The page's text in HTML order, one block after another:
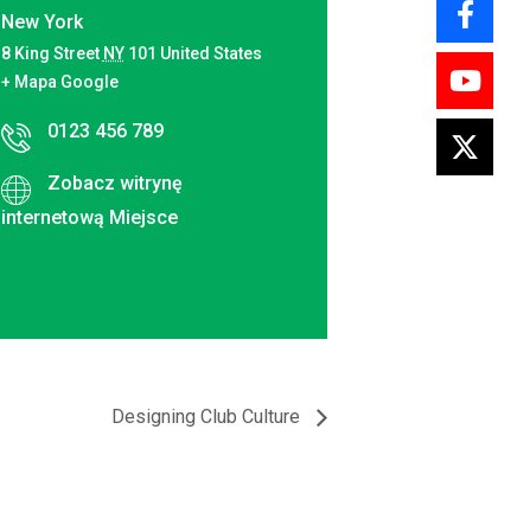
New York
8 King Street NY 101 United States
+ Mapa Google
0123 456 789
Zobacz witrynę
internetową Miejsce
Designing Club Culture